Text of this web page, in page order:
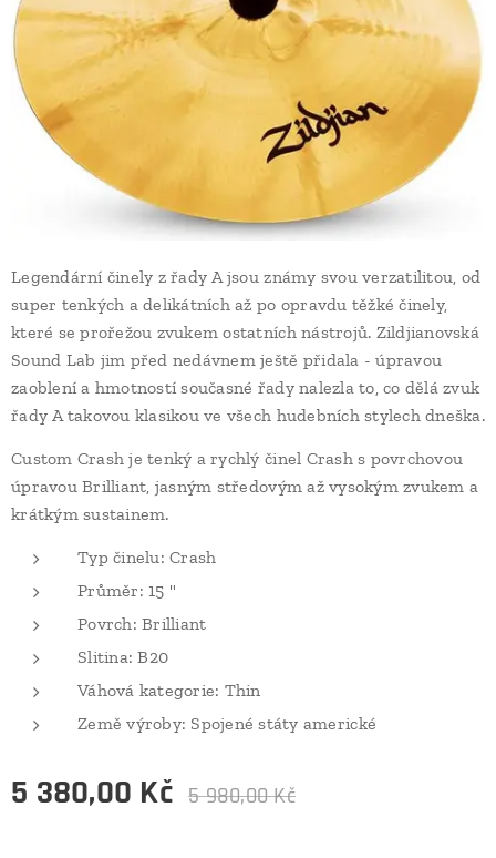
Legendární činely z řady A jsou známy svou verzatilitou, od
super tenkých a delikátních až po opravdu těžké činely,
které se prořežou zvukem ostatních nástrojů. Zildjianovská
Sound Lab jim před nedávnem ještě přidala - úpravou
zaoblení a hmotností současné řady nalezla to, co dělá zvuk
řady A takovou klasikou ve všech hudebních stylech dneška.
Custom Crash je tenký a rychlý činel Crash s povrchovou
úpravou Brilliant, jasným středovým až vysokým zvukem a
krátkým sustainem.
Typ činelu: Crash
Průměr: 15 "
Povrch: Brilliant
Slitina: B20
Váhová kategorie: Thin
Země výroby: Spojené státy americké
5 380,00 Kč 5 980,00Kč